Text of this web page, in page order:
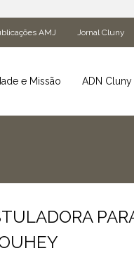
AMJ Jornal Cluny
e Missão ADN Cluny